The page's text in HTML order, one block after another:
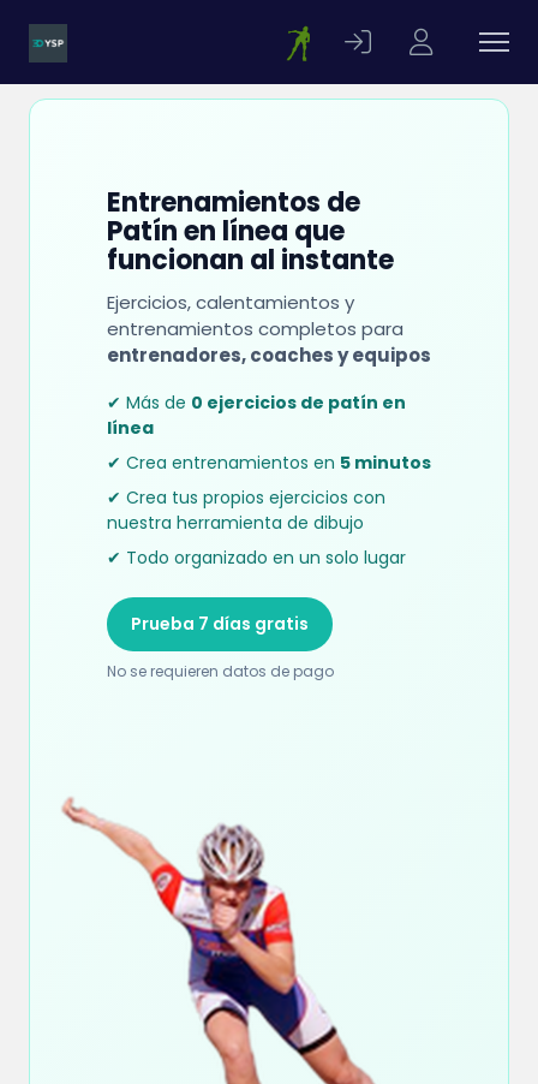
Entrenamientos de
Patín en línea que
funcionan al instante
Ejercicios, calentamientos y
entrenamientos completos para
entrenadores, coaches y equipos
✔ Más de 0 ejercicios de patín en
línea
✔ Crea entrenamientos en 5 minutos
✔ Crea tus propios ejercicios con
nuestra herramienta de dibujo
✔ Todo organizado en un solo lugar
Prueba 7 días gratis
No se requieren datos de pago